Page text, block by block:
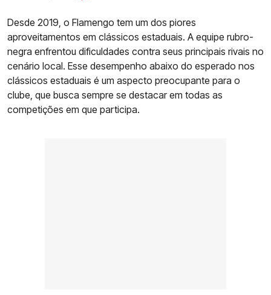
Desde 2019, o Flamengo tem um dos piores
aproveitamentos em clássicos estaduais. A equipe rubro-
negra enfrentou dificuldades contra seus principais rivais no
cenário local. Esse desempenho abaixo do esperado nos
clássicos estaduais é um aspecto preocupante para o
clube, que busca sempre se destacar em todas as
competições em que participa.